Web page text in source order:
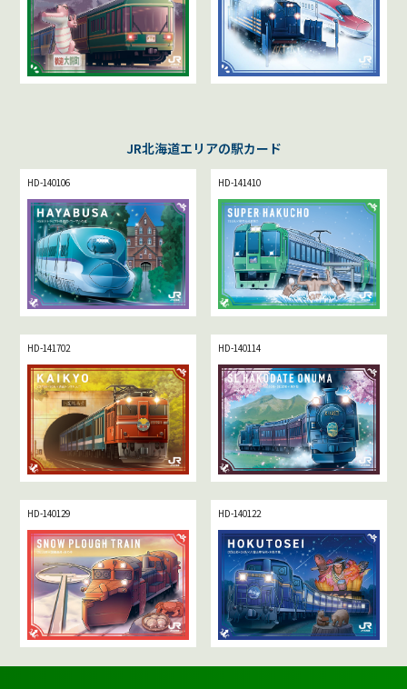
JR北海道エリアの駅カード
HD-140106 HD-141410
HD-141702 HD-140114
HD-140129 HD-140122